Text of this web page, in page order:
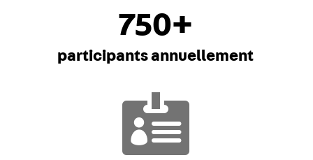
750+
participants annuellement
